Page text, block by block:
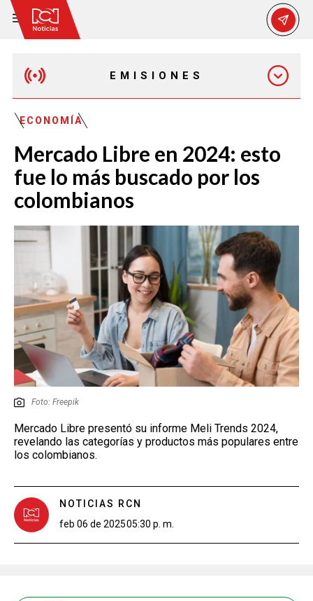
EMISIONES
EMISIÓN 12:30 PM
EMISIÓN 7:00 PM
EMISIÓN 11:30 PM
ECONOMÍA
Mercado Libre en 2024: esto
fue lo más buscado por los
colombianos
Foto: Freepik
Mercado Libre presentó su informe Meli Trends 2024,
revelando las categorías y productos más populares entre
los colombianos.
NOTICIAS RCN
feb 06 de 202505:30 p. m.